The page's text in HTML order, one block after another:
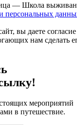
— Школа
персональных
вы даете
нам сделать
мероприятий
в путешествие.